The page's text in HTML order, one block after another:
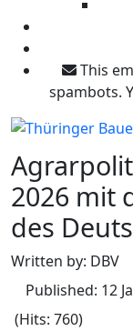
This
spambots.
2026 mit
des
Written by: DBV
Published: 12
(Hits: 760)